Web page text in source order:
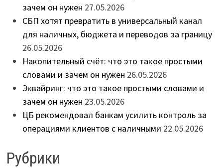
зачем он нужен 27.05.2026
СБП хотят превратить в универсальный канал
для наличных, бюджета и переводов за границу
26.05.2026
Накопительный счёт: что это такое простыми
словами и зачем он нужен 26.05.2026
Эквайринг: что это такое простыми словами и
зачем он нужен 23.05.2026
ЦБ рекомендовал банкам усилить контроль за
операциями клиентов с наличными 22.05.2026
Рубрики